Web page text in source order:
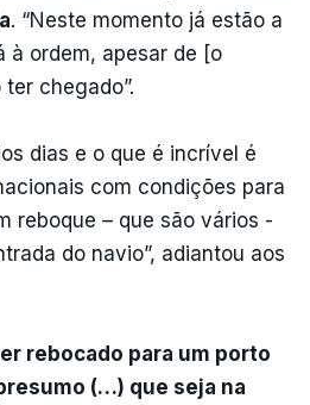
. “Neste momento já estão a
à ordem, apesar de [o
chegado”.
dias e o que é incrível é
com condições para
reboque – que são vários -
do navio”, adiantou aos
rebocado para um porto
(…) que seja na